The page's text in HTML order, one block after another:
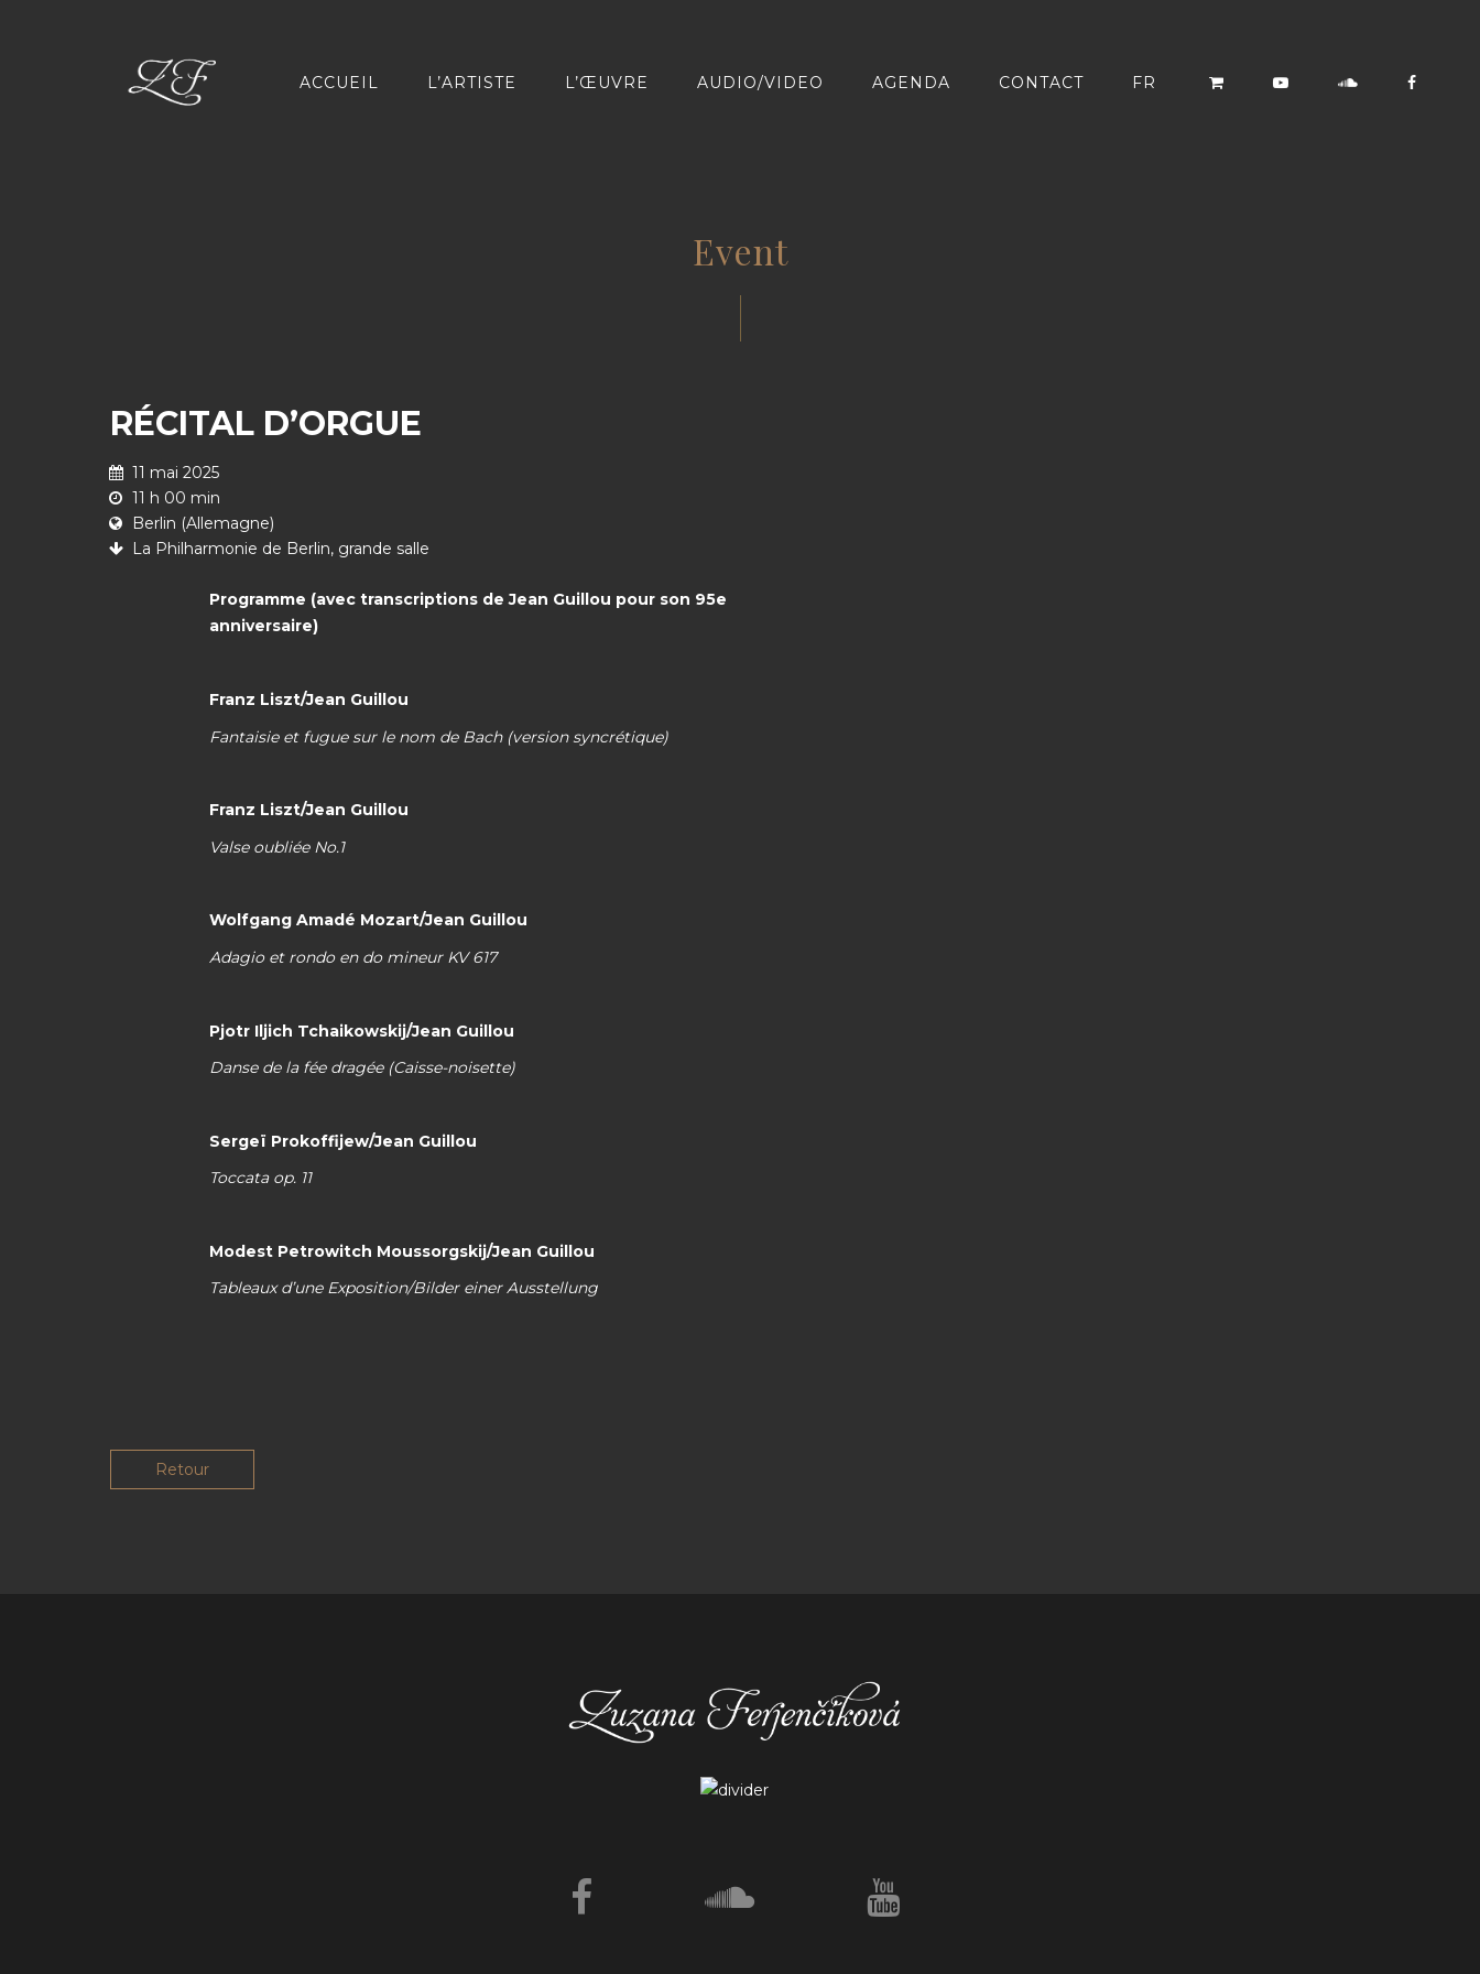
ACCUEIL L’ARTISTE L’ŒUVRE AUDIO/VIDEO AGENDA CONTACT FR
Event
RÉCITAL D’ORGUE
11 mai 2025
11 h 00 min
Berlin (Allemagne)
La Philharmonie de Berlin, grande salle
Programme (avec transcriptions de Jean Guillou pour son 95e
anniversaire)
Franz Liszt/Jean Guillou
Fantaisie et fugue sur le nom de Bach (version syncrétique)
Franz Liszt/Jean Guillou
Valse oubliée No.1
Wolfgang Amadé Mozart/Jean Guillou
Adagio et rondo en do mineur KV 617
Pjotr Iljich Tchaikowskij/Jean Guillou
Danse de la fée dragée (Caisse-noisette)
Sergeï Prokoffijew/Jean Guillou
Toccata op. 11
Modest Petrowitch Moussorgskij/Jean Guillou
Tableaux d’une Exposition/Bilder einer Ausstellung
Retour